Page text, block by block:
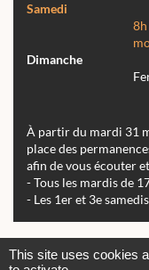
Samedi
8h
Dimanche
À partir du mardi 31
place des
afin de vous écouter
- Tous les mardis de
- Les 1er et 3e
This site uses cookies